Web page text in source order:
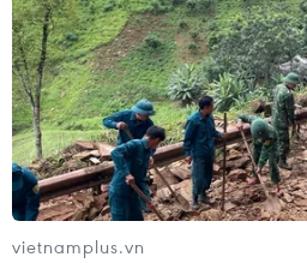
TIN LIÊN QUAN
vietnamplus.vn